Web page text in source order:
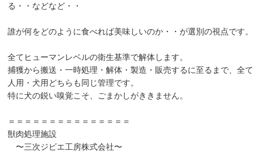
る・・などなど・・
誰が何をどのように食べれば美味しいのか・・が選別の視点です。
全てヒューマンレベルの衛生基準で解体します。
捕獲から搬送・一時処理・解体・製造・販売するに至るまで、全て
人用・犬用どちらも同じ管理です。
特に犬の鋭い嗅覚こそ、ごまかしがききません。
＝＝＝＝＝＝＝＝＝＝＝＝＝＝＝
獣肉処理施設
〜三次ジビエ工房株式会社〜